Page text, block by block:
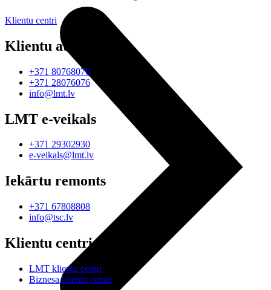
Klientu centri
Klientu atbalsts
+371 80768076
+371 28076076
info@lmt.lv
LMT e-veikals
+371 29302930
e-veikals@lmt.lv
Iekārtu remonts
+371 67808808
info@tsc.lv
Klientu centri
LMT klientu centri
Biznesa klientu centri